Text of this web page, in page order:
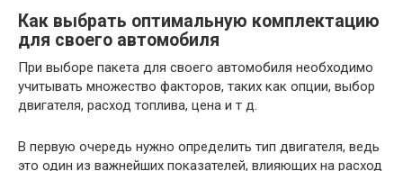
Как выбрать оптимальную комплектацию
для своего автомобиля
При выборе пакета для своего автомобиля необходимо
учитывать множество факторов, таких как опции, выбор
двигателя, расход топлива, цена и т д.
В первую очередь нужно определить тип двигателя, ведь
это один из важнейших показателей, влияющих на расход